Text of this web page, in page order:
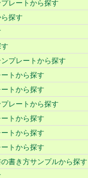
レートから探す
探す
プレートから探す
トから探す
トから探す
レートから探す
トから探す
トから探す
トから探す
書き方サンプルから探す